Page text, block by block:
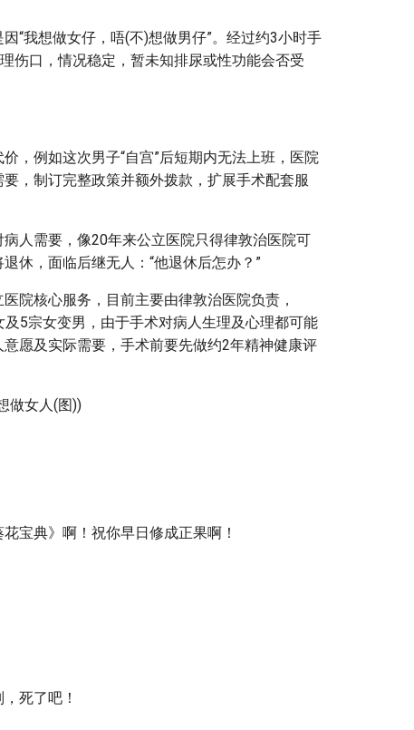
“我想做女仔，唔(不)想做男仔”。经过约3小时手
伤口，情况稳定，暂未知排尿或性功能会否受
，例如这次男子“自宫”后短期内无法上班，医院
，制订完整政策并额外拨款，扩展手术配套服
人需要，像20年来公立医院只得律敦治医院可
休，面临后继无人：“他退休后怎办？”
院核心服务，目前主要由律敦治医院负责，
5宗女变男，由于手术对病人生理及心理都可能
愿及实际需要，手术前要先做约2年精神健康评
做女人(图))
宝典》啊！祝你早日修成正果啊！
死了吧！